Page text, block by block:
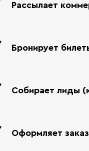
Рассылает
Бронирует
Собирает лиды
Оформляет